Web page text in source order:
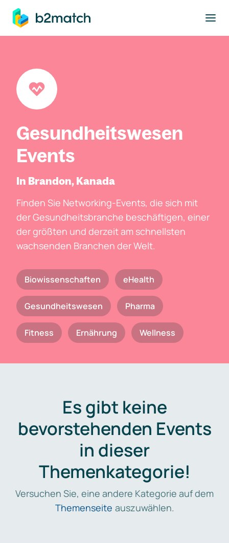
springen
Gesundheitswesen
Events
In Brandon, Kanada
Finden Sie Networking-Events, die sich mit
der Gesundheitsbranche beschäftigen, einer
der größten und derzeit am schnellsten
wachsenden Branchen der Welt.
Biowissenschaften eHealth
Gesundheitswesen Pharma
Fitness Ernährung Wellness
Es gibt keine
bevorstehenden Events
in dieser
Themenkategorie!
Versuchen Sie, eine andere Kategorie auf dem
Themenseite auszuwählen.